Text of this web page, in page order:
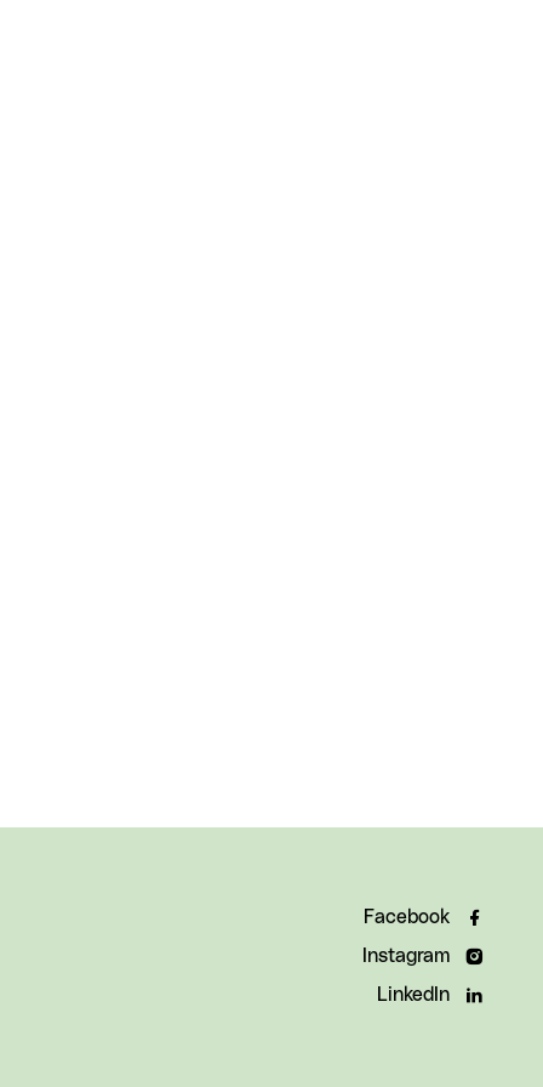
Facebook
Instagram
LinkedIn